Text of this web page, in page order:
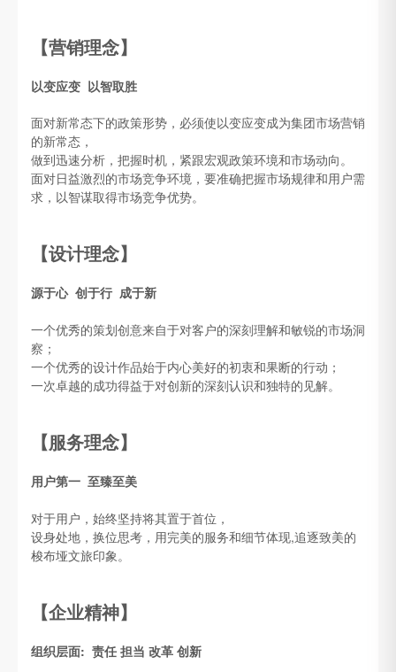
【营销理念】
以变应变 以智取胜
面对新常态下的政策形势，必须使以变应变成为集团市场营销
的新常态，
做到迅速分析，把握时机，紧跟宏观政策环境和市场动向。
面对日益激烈的市场竞争环境，要准确把握市场规律和用户需
求，以智谋取得市场竞争优势。
【设计理念】
源于心 创于行 成于新
一个优秀的策划创意来自于对客户的深刻理解和敏锐的市场洞
察；
一个优秀的设计作品始于内心美好的初衷和果断的行动；
一次卓越的成功得益于对创新的深刻认识和独特的见解。
【服务理念】
用户第一 至臻至美
对于用户，始终坚持将其置于首位，
设身处地，换位思考，用完美的服务和细节体现,追逐致美的
梭布垭文旅印象。
【企业精神】
组织层面: 责任 担当 改革 创新